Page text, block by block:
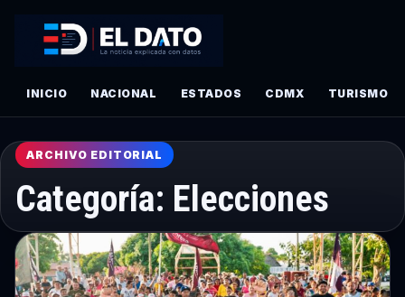
INICIO NACIONAL ESTADOS CDMX TURISMO
ARCHIVO EDITORIAL
Categoría: Elecciones